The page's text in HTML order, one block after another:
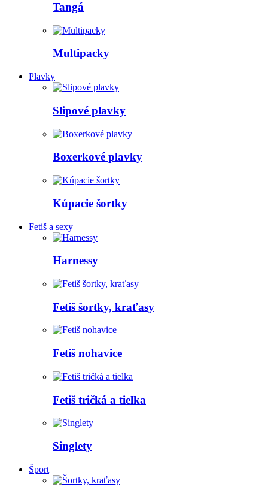
Tangá
Multipacky
Plavky
Slipové plavky
Boxerkové plavky
Kúpacie šortky
Fetiš a sexy
Harnessy
Fetiš šortky, kraťasy
Fetiš nohavice
Fetiš tričká a tielka
Singlety
Šport